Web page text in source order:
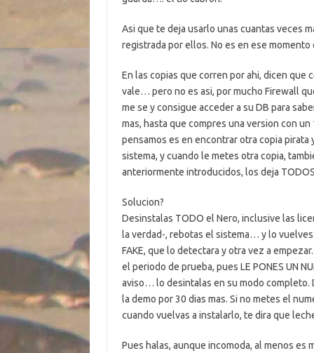
Asi que te deja usarlo unas cuantas veces
registrada por ellos. No es en ese
En las copias que corren por ahi, dicen que
vale… pero no es asi, por mucho Firewall
me se y consigue acceder a su DB para
mas, hasta que compres una version con
pensamos es en encontrar otra copia
sistema, y cuando le metes otra copia,
anteriormente introducidos, los deja
Solucion?
Desinstalas TODO el Nero, inclusive las
la verdad-, rebotas el sistema… y lo vuelves
FAKE, que lo detectara y otra vez a
el periodo de prueba, pues LE PONES UN
aviso… lo desintalas en su modo completo.
la demo por 30 dias mas. Si no metes el
cuando vuelvas a instalarlo, te dira que
Pues halas, aunque incomoda, al menos es